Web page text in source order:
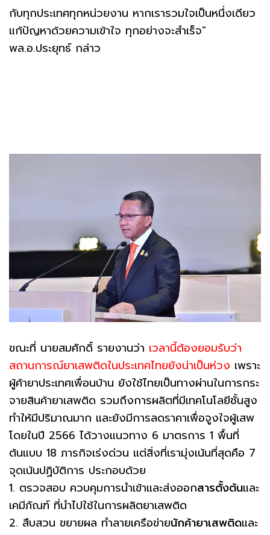
กับทุกประเทศทุกหน่วยงาน หากเรารวมใจเป็นหนึ่งเดียว
แก้ปัญหาด้วยความเข้าใจ ทุกอย่างจะสำเร็จ"
พล.อ.ประยุทธ์ กล่าว
ขณะที่ นายสมศักดิ์ รายงานว่า เวลานี้ต้องยอมรับว่า
สถานการณ์ยาเสพติดในประเทศไทยยังน่าเป็นห่วง เพราะ
ผู้ค้ายาประเทศเพื่อนบ้าน ยังใช้ไทยเป็นทางผ่านในการกระ
จายสินค้ายาเสพติด รวมถึงการผลิตที่มีเทคโนโลยีชั้นสูง
ทำให้มีปริมาณมาก และยังมีการลดราคาเพื่อจูงใจผู้เสพ
โดยในปี 2566 ได้วางแนวทาง 6 มาตรการ 1 พื้นที่
ต้นแบบ 18 ภารกิจเร่งด่วน แต่สิ่งที่เรามุ่งเน้นที่สุดคือ 7
จุดเน้นปฏิบัติการ ประกอบด้วย
1. ตรวจสอบ ควบคุมการนำเข้าและส่งออกสารตั้งต้นและ
เคมีภัณฑ์ ที่นำไปใช้ในการผลิตยาเสพติด
2. สืบสวน ขยายผล ทำลายเครือข่ายนักค้ายาเสพติดและ